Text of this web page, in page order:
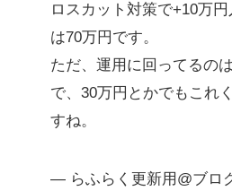
ロスカット対策で+10万
は70万円です。
ただ、運用に回ってるの
で、30万円とかでもこれ
すね。
— らふらく更新用@ブロ